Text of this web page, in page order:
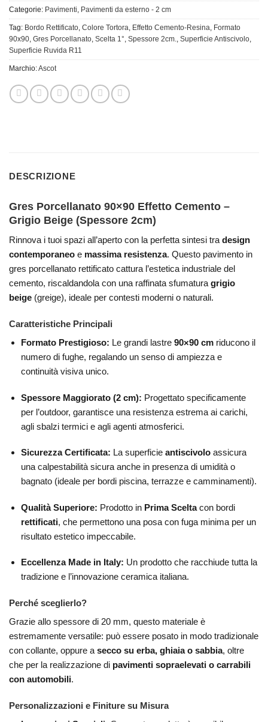
Categorie: Pavimenti, Pavimenti da esterno - 2 cm
Tag: Bordo Rettificato, Colore Tortora, Effetto Cemento-Resina, Formato
90x90, Gres Porcellanato, Scelta 1°, Spessore 2cm., Superficie Antiscivolo,
Superficie Ruvida R11
Marchio:Ascot
DESCRIZIONE
Gres Porcellanato 90×90 Effetto Cemento –
Grigio Beige (Spessore 2cm)
Rinnova i tuoi spazi all’aperto con la perfetta sintesi tradesign
contemporaneo e massima resistenza. Questo pavimento in
gres porcellanato rettificato cattura l’estetica industriale del
cemento, riscaldandola con una raffinata sfumaturagrigio
beige (greige), ideale per contesti moderni o naturali.
Caratteristiche Principali
Formato Prestigioso: Le grandi lastre 90×90 cmriducono il
numero di fughe, regalando un senso di ampiezza e
continuità visiva unico.
Spessore Maggiorato (2 cm): Progettato specificamente
per l’outdoor, garantisce una resistenza estrema ai carichi,
agli sbalzi termici e agli agenti atmosferici.
Sicurezza Certificata: La superficie antiscivoloassicura
una calpestabilità sicura anche in presenza di umidità o
bagnato (ideale per bordi piscina, terrazze e camminamenti).
Qualità Superiore: Prodotto in Prima Sceltacon bordi
rettificati, che permettono una posa con fuga minima per un
risultato estetico impeccabile.
Eccellenza Made in Italy: Un prodotto che racchiude tutta la
tradizione e l’innovazione ceramica italiana.
Perché sceglierlo?
Grazie allo spessore di 20 mm, questo materiale è
estremamente versatile: può essere posato in modo tradizionale
con collante, oppure asecco su erba, ghiaia o sabbia, oltre
che per la realizzazione di pavimenti sopraelevati o carrabili
con automobili.
Personalizzazioni e Finiture su Misura